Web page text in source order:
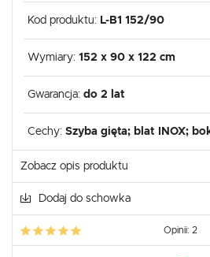
Kod produktu: L-B1 152/90
Wymiary: 152 x 90 x 122 cm
Gwarancja: do 2 lat
Cechy: Szyba gięta; blat INOX;
Zobacz opis produktu
Dodaj do schowka
Opinii: 2